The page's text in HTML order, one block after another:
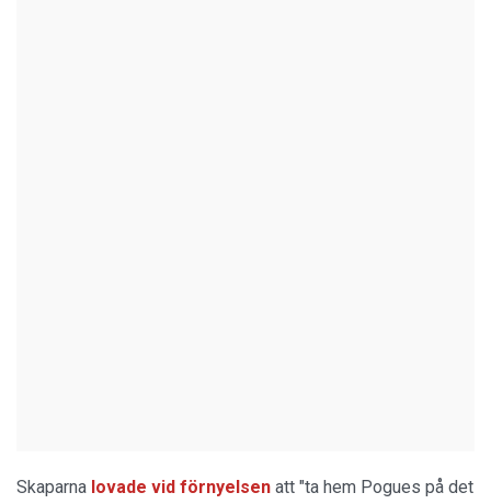
Skaparna lovade vid förnyelsen att "ta hem Pogues på det